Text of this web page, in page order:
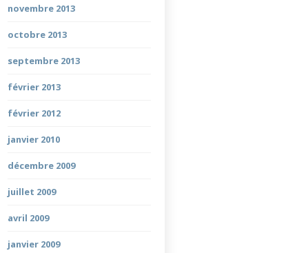
novembre 2013
octobre 2013
septembre 2013
février 2013
février 2012
janvier 2010
décembre 2009
juillet 2009
avril 2009
janvier 2009